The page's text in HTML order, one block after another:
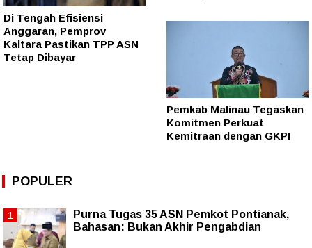
Di Tengah Efisiensi
Anggaran, Pemprov
Kaltara Pastikan TPP ASN
Tetap Dibayar
Pemkab Malinau Tegaskan
Komitmen Perkuat
Kemitraan dengan GKPI
POPULER
Purna Tugas 35 ASN Pemkot Pontianak,
Bahasan: Bukan Akhir Pengabdian